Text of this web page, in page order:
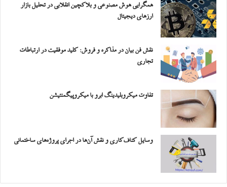
همگرایی هوش مصنوعی و بلاکچین انقلابی در تحلیل بازار
ارزهای دیجیتال
نقش فن بیان در مذاکره و فروش: کلید موفقیت در ارتباطات
تجاری
تفاوت میکروبلیدینگ ابرو با میکروپیگمنتیشن
وسایل کناف‌کاری و نقش آن‌ها در اجرای پروژه‌های ساختمانی